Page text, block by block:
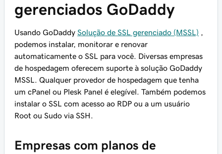
gerenciados GoDaddy
Usando GoDaddy Solução de SSL gerenciado (MSSL)
podemos instalar, monitorar e renovar
automaticamente o SSL para você. Diversas empresas
de hospedagem oferecem suporte à solução GoDaddy
MSSL. Qualquer provedor de hospedagem que tenha
um cPanel ou Plesk Panel é elegível. Também podemos
instalar o SSL com acesso ao RDP ou a um usuário
Root ou Sudo via SSH.
Empresas com planos de